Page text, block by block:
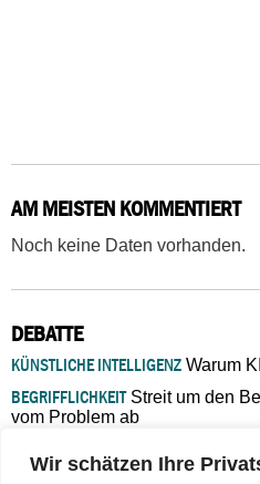
Wir schätzen Ihre
AM MEISTEN KOMMENTIERT
Noch keine Daten vorhanden.
DEBATTE
KÜNSTLICHE INTELLIGENZ Warum
BEGRIFFLICHKEITStreit um den
vom Problem ab
Verantwortung bleibt“